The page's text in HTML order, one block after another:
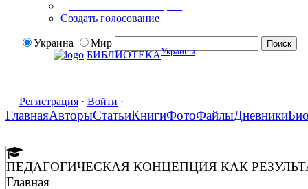
Создать голосование
Украина
Мир
БИБЛИОТЕКАУкраины
Регистрация · Войти ·
ГлавнаяАвторыСтатьиКнигиФотоФайлыДневники
ПЕДАГОГИЧЕСКАЯ КОНЦЕПЦИЯ КАК
Главная